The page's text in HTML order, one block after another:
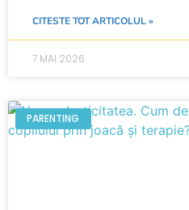
CITESTE TOT ARTICOLUL »
7 MAI 2026
PARENTING